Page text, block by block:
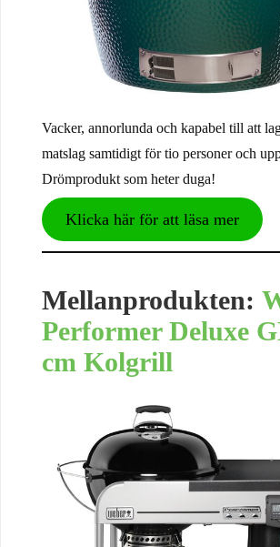
Vacker, annorlunda och kapabel till att
matslag samtidigt för tio personer och
Drömprodukt som heter duga!
Klicka här för att läsa mer
Mellanprodukten:
Performer Deluxe
cm Kolgrill